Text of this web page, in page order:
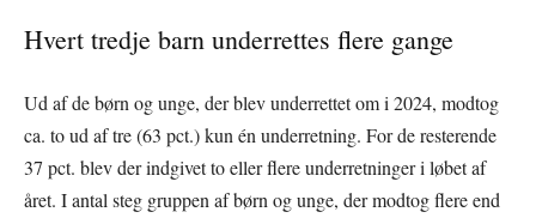
Hvert tredje barn underrettes flere gange
Ud af de børn og unge, der blev underrettet om i 2024, modtog
ca. to ud af tre (63 pct.) kun én underretning. For de resterende
37 pct. blev der indgivet to eller flere underretninger i løbet af
året. I antal steg gruppen af børn og unge, der modtog flere end